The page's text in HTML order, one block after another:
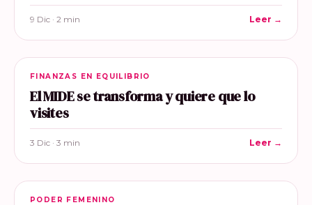
9 Dic · 2 min Leer →
FINANZAS EN EQUILIBRIO
El MIDE se transforma y quiere que lo
visites
3 Dic · 3 min Leer →
PODER FEMENINO